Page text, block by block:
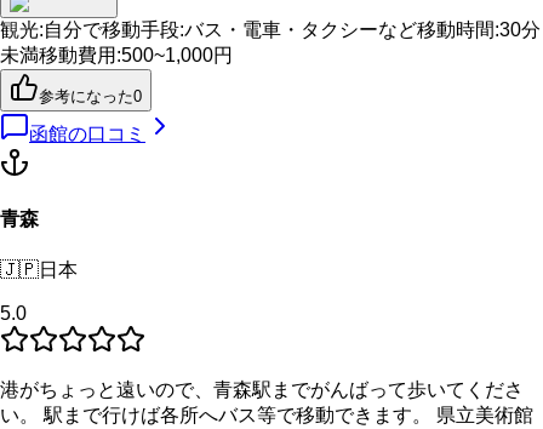
観光:自分で移動手段:バス・電車・タクシーなど移動時間:30分
未満移動費用 :500~1,000円
参考になった0
函館の口コミ
青森
🇯🇵日本
5.0
港がちょっと遠いので、青森駅までがんばって歩いてくださ
い。 駅まで行けば各所へバス等で移動できます。 県立美術館